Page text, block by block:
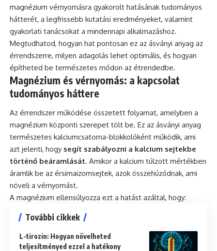
magnézium vérnyomásra gyakorolt hatásának tudományos
hátterét, a legfrissebb kutatási eredményeket, valamint
gyakorlati tanácsokat a mindennapi alkalmazáshoz.
Megtudhatod, hogyan hat pontosan ez az ásványi anyag az
érrendszerre, milyen adagolás lehet optimális, és hogyan
építheted be természetes módon az étrendedbe.
Magnézium és vérnyomás: a kapcsolat
tudományos háttere
Az érrendszer működése összetett folyamat, amelyben a
magnézium központi szerepet tölt be. Ez az ásványi anyag
természetes kalciumcsatorna-blokkolóként működik, ami
azt jelenti, hogy segít szabályozni a kalcium sejtekbe
történő beáramlását. Amikor a kalcium túlzott mértékben
áramlik be az érsimaizomsejtek, azok összehúzódnak, ami
növeli a vérnyomást.
A magnézium ellensúlyozza ezt a hatást azáltal, hogy:
További cikkek
L-tirozin: Hogyan növelheted
teljesítményed ezzel a hatékony